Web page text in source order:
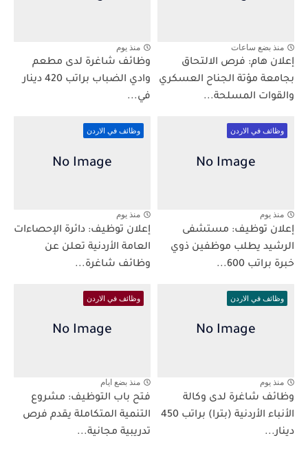
منذ بضع ساعات
إعلان هام: فرص الالتحاق
بجامعة مؤتة الجناح العسكري
والقوات المسلحة...
منذ يوم
وظائف شاغرة لدى مطعم
وادي الضباب براتب 420 دينار
في...
وظائف في الاردن
منذ يوم
إعلان توظيف: مستشفى
الرشيد يطلب موظفين ذوي
خبرة براتب 600...
وظائف في الاردن
منذ يوم
إعلان توظيف: دائرة الإحصاءات
العامة الأردنية تعلن عن
وظائف شاغرة...
وظائف في الاردن
منذ يوم
وظائف شاغرة لدى وكالة
الأنباء الأردنية (بترا) براتب 450
دينار...
وظائف في الاردن
منذ بضع ايام
فتح باب التوظيف: مشروع
التنمية المتكاملة يقدم فرص
تدريبية مجانية...